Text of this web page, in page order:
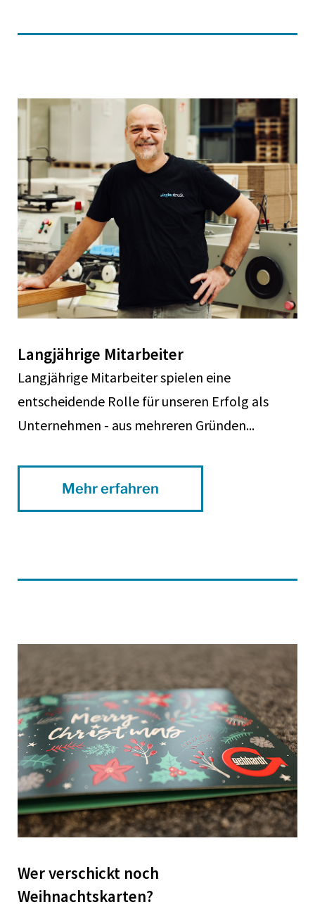
Langjährige Mitarbeiter
Langjährige Mitarbeiter spielen eine
entscheidende Rolle für unseren Erfolg als
Unternehmen - aus mehreren Gründen...
Mehr erfahren
Wer verschickt noch
Weihnachtskarten?